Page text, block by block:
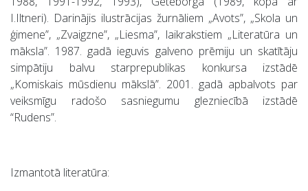
I.Iltneri). Darinājis ilustrācijas žurnāliem „Avots”, „Skola un
ģimene”, „Zvaigzne”, „Liesma”, laikrakstiem „Literatūra un
māksla”. 1987. gadā ieguvis galveno prēmiju un skatītāju
simpātiju balvu starprepublikas konkursa izstādē
„Komiskais mūsdienu mākslā”. 2001. gadā apbalvots par
veiksmīgu radošo sasniegumu glezniecībā izstādē
“Rudens”.
Izmantotā literatūra: